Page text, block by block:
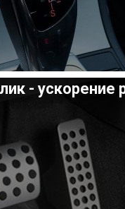
- ускорение